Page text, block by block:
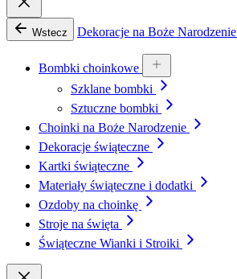
Wstecz Dekoracje na Boże Narodzenie
Bombki choinkowe
Szklane bombki
Sztuczne bombki
Choinki na Boże Narodzenie
Dekoracje świąteczne
Kartki świąteczne
Materiały świąteczne i dodatki
Ozdoby na choinkę
Stroje na święta
Świąteczne Wianki i Stroiki